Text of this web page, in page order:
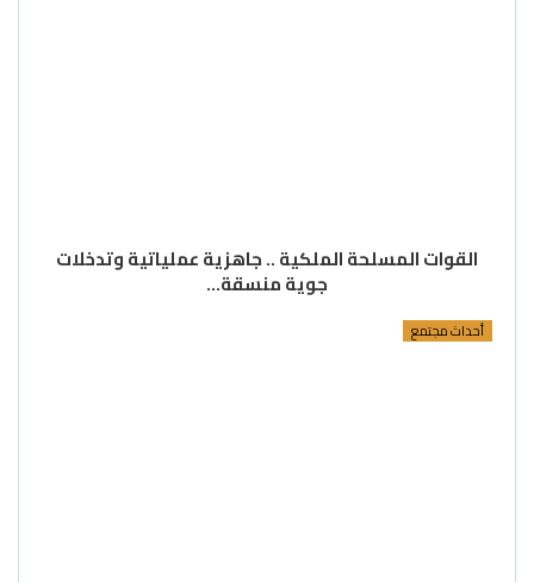
القوات المسلحة الملكية .. جاهزية عملياتية وتدخلات
جوية منسقة…
أحداث مجتمع